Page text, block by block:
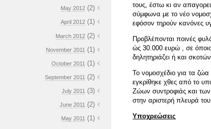
τους, έστω κι αν
σύμφωνα με το νέο
εφόσον τηρούν κανόνες
Προβλέπονται ποινές
ώς 30.000 ευρώ , σε
δηλητηριάζει ή και
Το νομοσχέδιο για τα
εγκρίθηκε χθες από το
Ζώων συντροφιάς και των
στην αριστερή πλευρά
Υποχρεώσεις
May 2012(2)
April 2012(1)
March 2012(2)
November 2011 (1)
October 2011 (1)
September 2011 (2)
July 2011 (3)
June 2011(2)
May 2011(1)